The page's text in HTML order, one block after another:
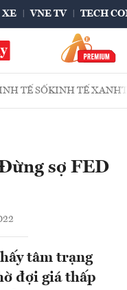
XE VNE TV TECH
TẾ SỐKINH TẾ XANH
sợ FED
tâm trạng
đợi giá thấp